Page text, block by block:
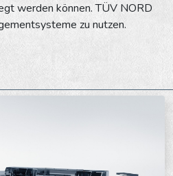
werden können. TÜV NORD
zu nutzen.